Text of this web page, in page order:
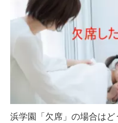
浜学園「欠席」の場合は